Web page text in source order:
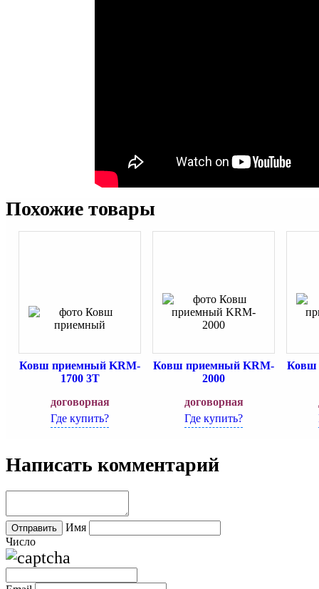
Похожие товары
Ковш приемный KRM-
1700 3T
договорная
Где купить?
Ковш приемный KRM-
2000
договорная
Где купить?
Ковш
Написать комментарий
Имя
Число